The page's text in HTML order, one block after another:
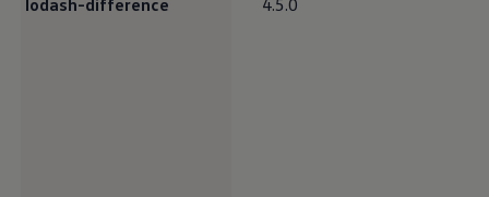
lodash-difference 4.5.0